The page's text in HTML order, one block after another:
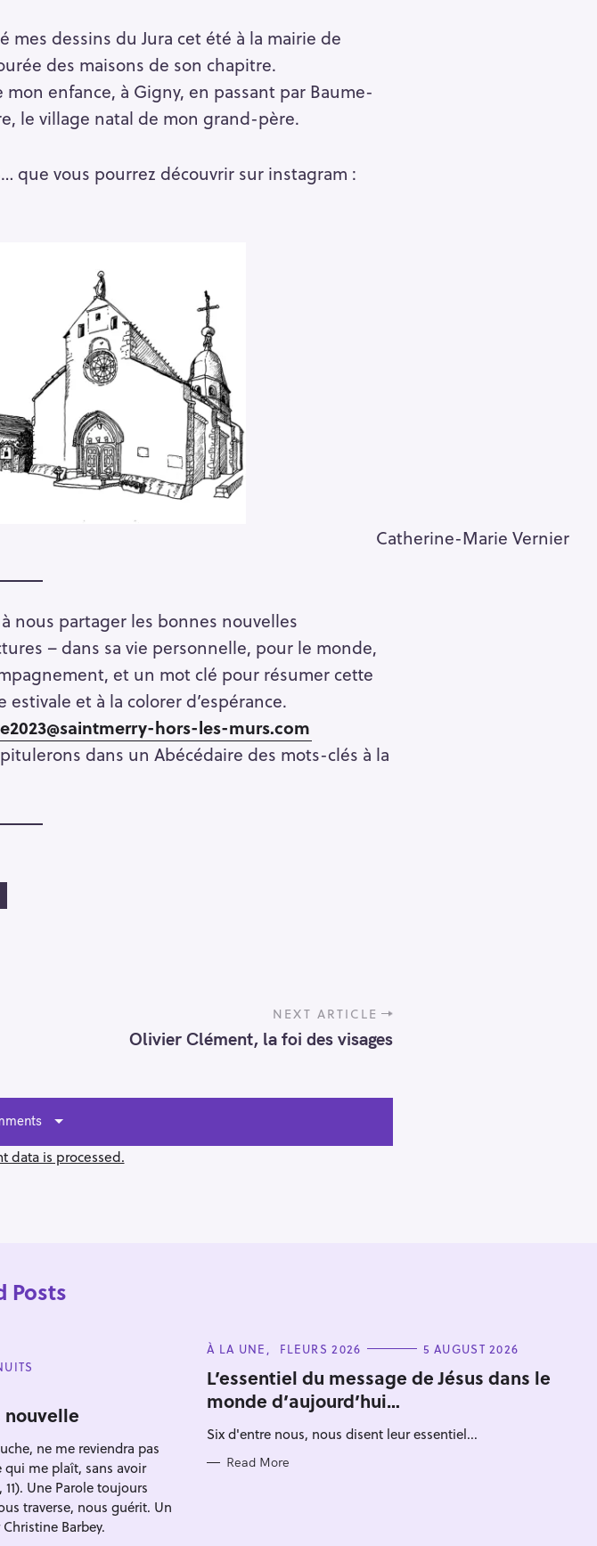
mes dessins du Jura cet été à la mairie de
des maisons de son chapitre.
enfance, à Gigny, en passant par Baume-
le village natal de mon grand-père.
que vous pourrez découvrir sur instagram :
Catherine-Marie Vernier
nous partager les bonnes nouvelles
– dans sa vie personnelle, pour le monde,
et un mot clé pour résumer cette
et à la colorer d’espérance.
hors-les-murs.com
dans un Abécédaire des mots-clés à la
NEXT ARTICLE
Olivier Clément, la foi des visages
data is processed.
Posts
nouvelle
ne me reviendra pas
qui me plaît, sans avoir
Une Parole toujours
traverse, nous guérit. Un
Barbey.
C
T
E
G
O
I
S
À LA UNE FLEURS 2026 5 AUGUST 2026
L’essentiel du message de Jésus dans le
monde d’aujourd’hui…
Six d'entre nous, nous disent leur essentiel...
Read More
Press Esc to cancel.